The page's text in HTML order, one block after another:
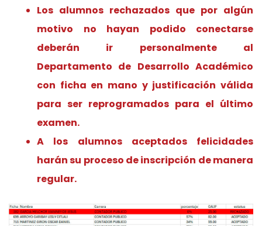
Los alumnos rechazados que por algún
motivo no hayan podido conectarse
deberán ir personalmente al
Departamento de Desarrollo Académico
con ficha en mano y justificación válida
para ser reprogramados para el último
examen.
A los alumnos aceptados felicidades
harán su proceso de inscripción de manera
regular.